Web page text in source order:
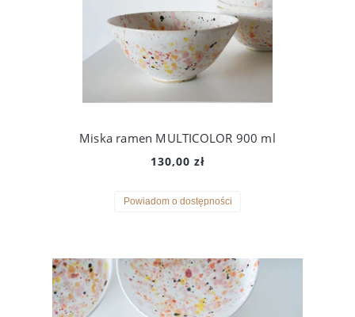
Miska ramen MULTICOLOR 900 ml
130,00 zł
Powiadom o dostępności